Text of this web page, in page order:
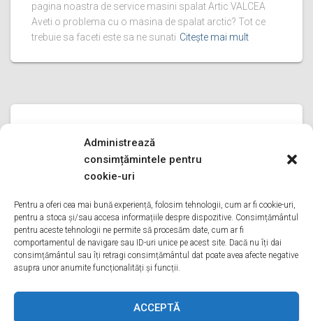
Administrează
consimțămintele pentru
cookie-uri
Pentru a oferi cea mai bună experiență, folosim tehnologii, cum ar fi cookie-uri,
pentru a stoca și/sau accesa informațiile despre dispozitive. Consimțământul
pentru aceste tehnologii ne permite să procesăm date, cum ar fi
comportamentul de navigare sau ID-uri unice pe acest site. Dacă nu îți dai
consimțământul sau îți retragi consimțământul dat poate avea afecte negative
asupra unor anumite funcționalități și funcții.
ACCEPTĂ
pagina noastra de service masini spalat Artic VALCEA
Aveti o problema cu o masina de spalat arctic? Tot ce
trebuie sa faceti este sa ne sunati Citește mai mult
service masini spalat Artic PRAHOVA
service masini spalat Artic PRAHOVA Bine ati venit pe
Aveti o problema cu o masina de spalat arctic? Tot ce
trebuie sa faceti este sa ne sunati Citește mai mult
DESPRE NOI SERVICII